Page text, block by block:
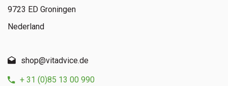
9723 ED Groningen
Nederland
shop@vitadvice.de
+ 31 (0)85 13 00 990